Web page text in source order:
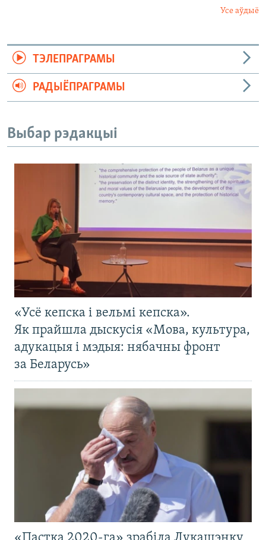
Усе аўдыё
ТЭЛЕПРАГРАМЫ
РАДЫЁПРАГРАМЫ
Выбар рэдакцыі
«Усё кепска і вельмі кепска».
Як прайшла дыскусія «Мова, культура,
адукацыя і мэдыя: нябачны фронт
за Беларусь»